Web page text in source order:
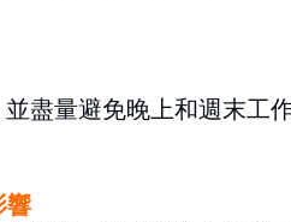
盡量避免晚上和週末工
響